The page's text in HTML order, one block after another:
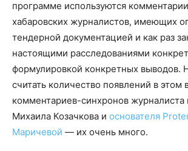
программе используются
хабаровских журналистов, имеющих
тендерной документацией и как раз
настоящими расследованиями
формулировкой конкретных выводов.
считать количество появлений в этом
комментариев-синхронов журналиста
Михаила Козачкова и основателя
Маричевой — их очень много.